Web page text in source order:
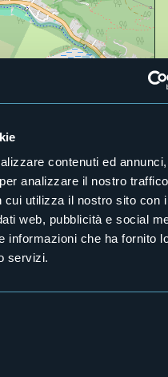
contenuti ed
analizzare il nostro
cui utilizza il nostro sito con
web, pubblicità e social
informazioni che ha fornito
servizi.